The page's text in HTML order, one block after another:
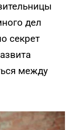
дел
секрет
между